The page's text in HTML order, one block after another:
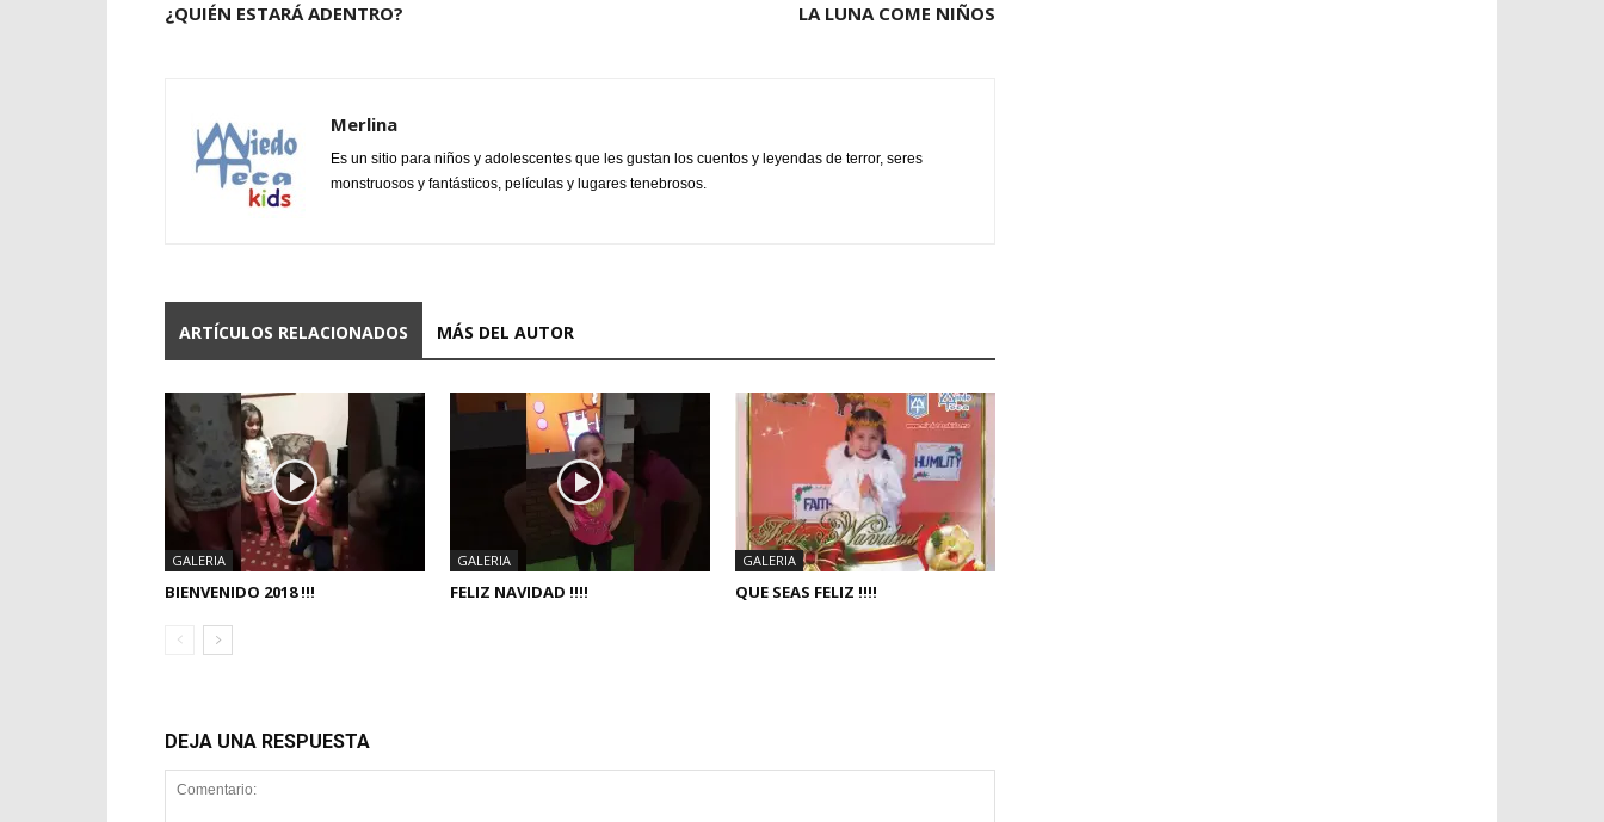
¿QUIÉN ESTARÁ ADENTRO? LA LUNA COME NIÑOS
Merlina
Es un sitio para niños y adolescentes que les gustan los cuentos y leyendas de terror, seres
monstruosos y fantásticos, películas y lugares tenebrosos.
ARTÍCULOS RELACIONADOS MÁS DEL AUTOR
GALERIA
BIENVENIDO 2018 !!!
GALERIA
FELIZ NAVIDAD !!!!
GALERIA
QUE SEAS FELIZ !!!!
DEJA UNA RESPUESTA